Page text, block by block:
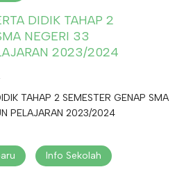
DIDIK TAHAP 2
NEGERI 33
2023/2024
TAHAP 2 SEMESTER GENAP SMA
PELAJARAN 2023/2024
Info Sekolah